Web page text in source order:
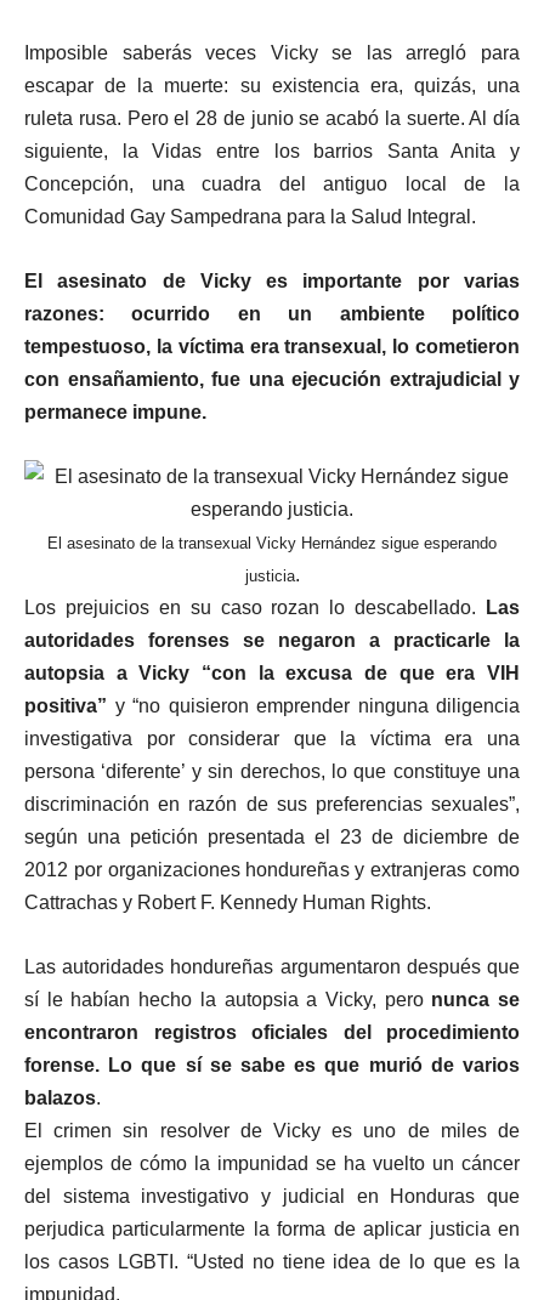
Imposible saberás veces Vicky se las arregló para
escapar de la muerte: su existencia era, quizás, una
ruleta rusa. Pero el 28 de junio se acabó la suerte. Al día
siguiente, la Vidas entre los barrios Santa Anita y
Concepción, una cuadra del antiguo local de la
Comunidad Gay Sampedrana para la Salud Integral.
El asesinato de Vicky es importante por varias
razones: ocurrido en un ambiente político
tempestuoso, la víctima era transexual, lo cometieron
con ensañamiento, fue una ejecución extrajudicial y
permanece impune.
El asesinato de la transexual Vicky Hernández sigue esperando
justicia.
Los prejuicios en su caso rozan lo descabellado.
Las
autoridades forenses se negaron a practicarle la
autopsia a Vicky “con la excusa de que era VIH
positiva” y “no quisieron emprender ninguna diligencia
investigativa por considerar que la víctima era una
persona ‘diferente’ y sin derechos, lo que constituye una
discriminación en razón de sus preferencias sexuales”,
según una petición presentada el 23 de diciembre de
2012 por organizaciones hondureñas y extranjeras como
Cattrachas y Robert F. Kennedy Human Rights.
Las autoridades hondureñas argumentaron después que
sí le habían hecho la autopsia a Vicky, pero nunca se
encontraron registros oficiales del procedimiento
forense. Lo que sí se sabe es que murió de varios
balazos.
El crimen sin resolver de Vicky es uno de miles de
ejemplos de cómo la impunidad se ha vuelto un cáncer
del sistema investigativo y judicial en Honduras que
perjudica particularmente la forma de aplicar justicia en
los casos LGBTI. “Usted no tiene idea de lo que es la
impunidad.